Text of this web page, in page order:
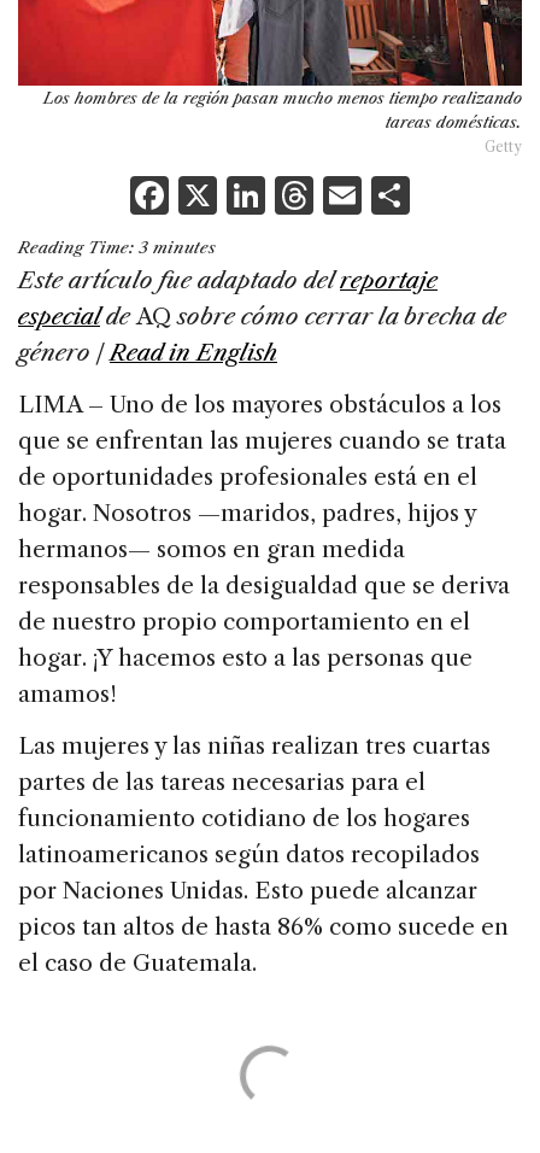
Los hombres de la región pasan mucho menos tiempo realizando
tareas domésticas.
Getty
F
a
c
e
b
o
o
k
X Li
k
e
dI
T
re
a
E
ai
l
ar
e
Reading Time: 3 minutes
Este artículo fue adaptado delreportaje
especialde AQ sobrecómo cerrar la brecha de
género | Read in English
LIMA – Uno de los mayores obstáculos a los
que se enfrentan las mujeres cuando se trata
de oportunidades profesionales está en el
hogar. Nosotros —maridos, padres, hijos y
hermanos— somos en gran medida
responsables de la desigualdad que se deriva
de nuestro propio comportamiento en el
hogar. ¡Y hacemos esto a las personas que
amamos!
Las mujeres y las niñas realizan tres cuartas
partes de las tareas necesarias para el
funcionamiento cotidiano de los hogares
latinoamericanos según datos recopilados
por Naciones Unidas. Esto puede alcanzar
picos tan altos de hasta 86% como sucede en
el caso de Guatemala.